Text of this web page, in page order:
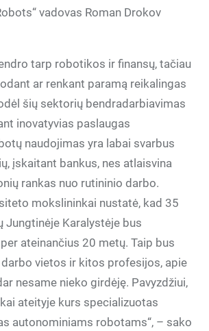
vadovas Roman Drokov
tarp robotikos ir finansų, tačiau
ar renkant paramą reikalingas
šių sektorių bendradarbiavimas
inovatyvias paslaugas
naudojimas yra labai svarbus
įskaitant bankus, nes atlaisvina
rankas nuo rutininio darbo.
mokslininkai nustatė, kad 35
Jungtinėje Karalystėje bus
ateinančius 20 metų. Taip bus
vietos ir kitos profesijos, apie
nesame nieko girdėję. Pavyzdžiui,
ateityje kurs specializuotas
autonominiams robotams“, – sako